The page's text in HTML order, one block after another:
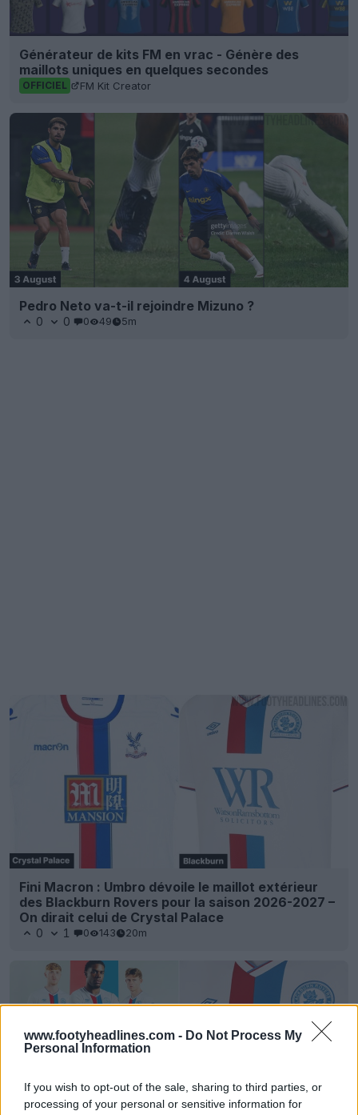
www.footyheadlines.com - Do Not Process My
Personal Information
If you wish to opt-out of the sale, sharing to third parties, or
processing of your personal or sensitive information for
Générateur de kits FM en vrac - Génère des
maillots uniques en quelques secondes
OFFICIEL FM Kit Creator
Pedro Neto va-t-il rejoindre Mizuno ?
0 0 0 49 5m
Fini Macron : Umbro dévoile le maillot extérieur
des Blackburn Rovers pour la saison 2026-2027 –
On dirait celui de Crystal Palace
0 1 0 143 20m